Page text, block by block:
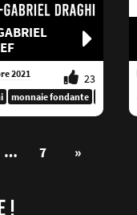
2021 23
monnaie fondante
… 7
Articles
»
!